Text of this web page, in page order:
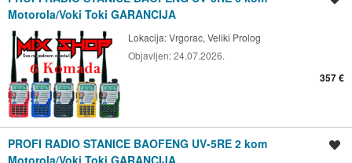
Motorola/Voki Toki GARANCIJA
Lokacija:Vrgorac, Veliki Prolog
Objavljen:24.07.2026.
357 €
PROFI RADIO STANICE BAOFENG UV-5RE 2 kom
Motorola/Voki Toki GARANCIJA